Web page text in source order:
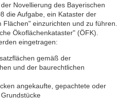
Novellierung des Bayerischen
die Aufgabe, ein Kataster der
einzurichten und zu führen.
Ökoflächenkataster" (ÖFK).
eingetragen:
gemäß der
und der baurechtlichen
angekaufte, gepachtete oder